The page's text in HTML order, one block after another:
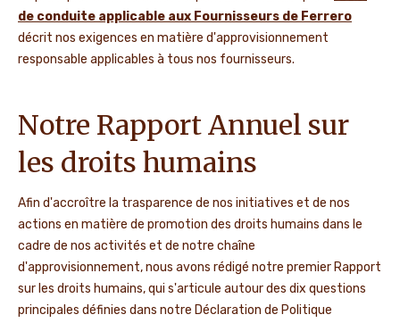
de conduite applicable aux Fournisseurs de Ferrero
décrit nos exigences en matière d'approvisionnement
responsable applicables à tous nos fournisseurs.
Notre Rapport Annuel sur
les droits humains
Afin d'accroître la trasparence de nos initiatives et de nos
actions en matière de promotion des droits humains dans le
cadre de nos activités et de notre chaîne
d'approvisionnement, nous avons rédigé notre premier Rapport
sur les droits humains, qui s'articule autour des dix questions
principales définies dans notre Déclaration de Politique